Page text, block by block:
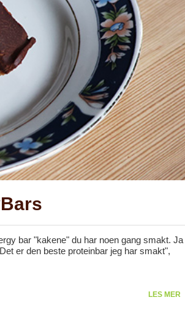
bar "kakene" du har noen gang smakt. Ja
er den beste proteinbar jeg har smakt",
LES MER